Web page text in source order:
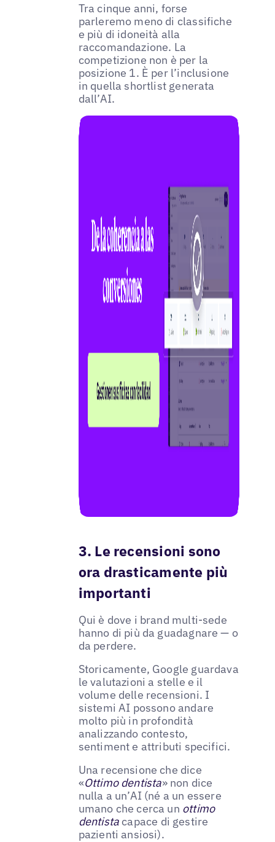
Tra cinque anni, forse
parleremo meno di classifiche
e più di idoneità alla
raccomandazione. La
competizione non è per la
posizione 1. È per l’inclusione
in quella shortlist generata
dall’AI.
3. Le recensioni sono
ora drasticamente più
importanti
Qui è dove i brand multi-sede
hanno di più da guadagnare — o
da perdere.
Storicamente, Google guardava
le valutazioni a stelle e il
volume delle recensioni. I
sistemi AI possono andare
molto più in profondità
analizzando contesto,
sentiment e attributi specifici.
Una recensione che dice
«Ottimo dentista» non dice
nulla a un’AI (né a un essere
umano che cerca un ottimo
dentistacapace di gestire
pazienti ansiosi).